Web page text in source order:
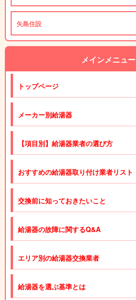
矢島住設
メインメニュー
トップページ
メーカー別給湯器
【項目別】給湯器業者の選び方
おすすめの給湯器取り付け業者リスト
交換前に知っておきたいこと
給湯器の故障に関するQ&A
エリア別の給湯器交換業者
給湯器を選ぶ基準とは